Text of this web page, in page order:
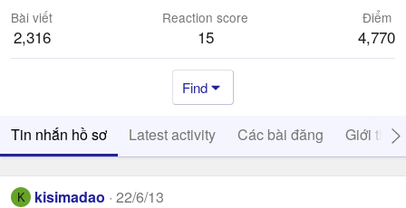
Bài viết
2,316
Reaction score
15
Điểm
4,770
Find
Tin nhắn hồ sơ Latest activity Các bài đăng Giới thiệu
K kisimadao 22/6/13